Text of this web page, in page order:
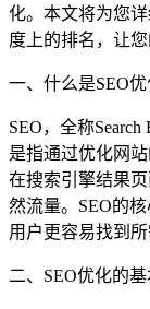
化。本文将为您
度上的排名，让
一、什么是SEO优
SEO，全称
是指通过优化网
在搜索引擎结果
然流量。SEO的
用户更容易找到所
二、SEO优化的基